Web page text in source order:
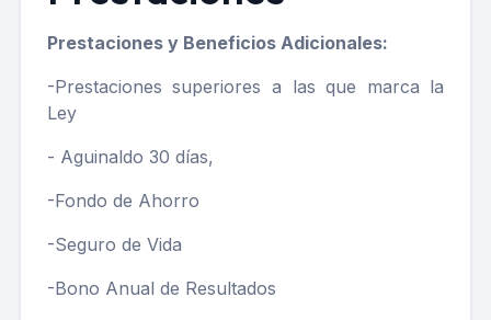
Prestaciones y Beneficios Adicionales:
-Prestaciones superiores a las que marca la
Ley
- Aguinaldo 30 días,
-Fondo de Ahorro
-Seguro de Vida
-Bono Anual de Resultados